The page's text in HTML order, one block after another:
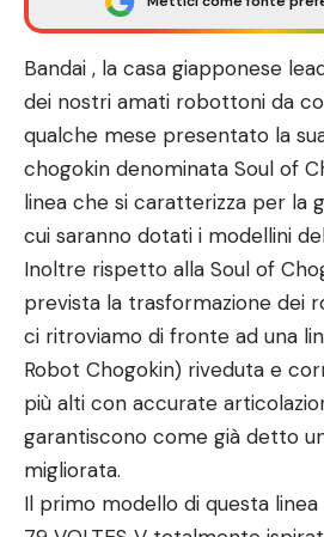
Bandai , la casa giapponese
dei nostri amati robottoni da
qualche mese presentato la
chogokin denominata Soul of
linea che si caratterizza per la
cui saranno dotati i modellini
Inoltre rispetto alla Soul of
prevista la trasformazione dei
ci ritroviamo di fronte ad una
Robot Chogokin) riveduta e
più alti con accurate
garantiscono come già detto
migliorata.
Il primo modello di questa